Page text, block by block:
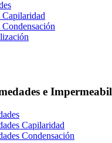
Capilaridad
e
Capilaridad
Condensación